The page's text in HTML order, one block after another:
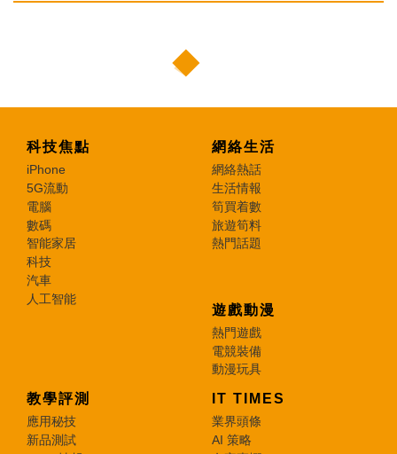
科技焦點
iPhone
5G流動
電腦
數碼
智能家居
科技
汽車
人工智能
網絡生活
網絡熱話
生活情報
筍買着數
旅遊筍料
熱門話題
遊戲動漫
熱門遊戲
電競裝備
動漫玩具
教學評測
應用秘技
新品測試
IT TIMES
業界頭條
AI 策略